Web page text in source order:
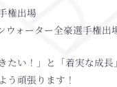
権出場
ウォーター全豪選手権出
たい！」と「着実な成
う頑張ります！